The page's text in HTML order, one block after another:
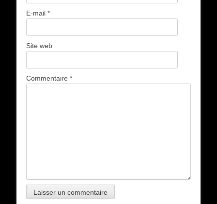
E-mail *
Site web
Commentaire *